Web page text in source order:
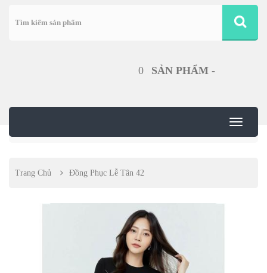
0 SẢN PHẨM -
Trang Chủ Đồng Phục Lễ Tân 42